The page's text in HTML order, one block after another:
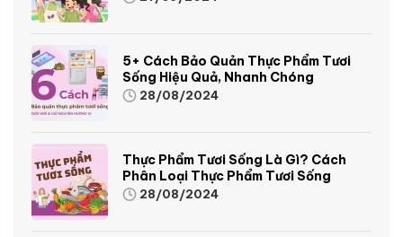
5+ Cách Bảo Quản Thực Phẩm Tươi
Sống Hiệu Quả, Nhanh Chóng
28/08/2024
Thực Phẩm Tươi Sống Là Gì? Cách
Phân Loại Thực Phẩm Tươi Sống
28/08/2024